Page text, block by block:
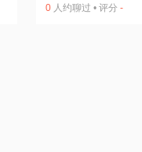
0 人约聊过 • 评分 -